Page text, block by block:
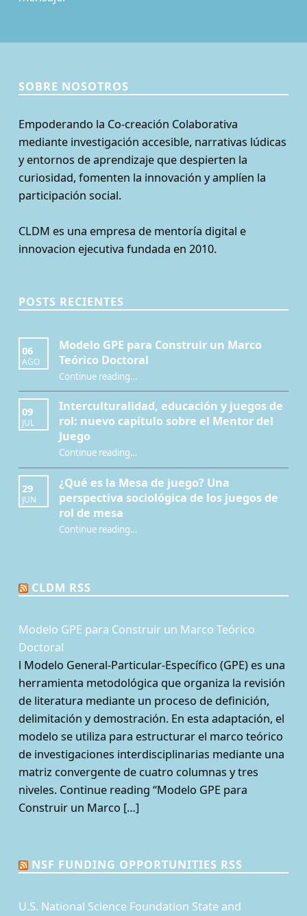
SOBRE NOSOTROS
Empoderando la Co-creación Colaborativa
mediante investigación accesible, narrativas lúdicas
y entornos de aprendizaje que despierten la
curiosidad, fomenten la innovación y amplíen la
participación social.
CLDM es una empresa de mentoría digital e
innovacion ejecutiva fundada en 2010.
POSTS RECIENTES
06
AGO
Modelo GPE para Construir un Marco
Teórico Doctoral
Continue reading“Modelo GPE para Construir un Marco Teórico Doctoral”
…
09
JUL
Interculturalidad, educación y juegos de
rol: nuevo capítulo sobre el Mentor del
Juego
Continue reading“Interculturalidad, educación y juegos de rol: nuevo capítulo sobre el Mentor del Juego”
…
29
JUN
¿Qué es la Mesa de juego? Una
perspectiva sociológica de los juegos de
rol de mesa
Continue reading“¿Qué es la Mesa de juego? Una perspectiva sociológica de los juegos de rol de mesa”
…
CLDM RSS
Modelo GPE para Construir un Marco Teórico
Doctoral
l Modelo General-Particular-Específico (GPE) es una
herramienta metodológica que organiza la revisión
de literatura mediante un proceso de definición,
delimitación y demostración. En esta adaptación, el
modelo se utiliza para estructurar el marco teórico
de investigaciones interdisciplinarias mediante una
matriz convergente de cuatro columnas y tres
niveles. Continue reading “Modelo GPE para
Construir un Marco […]
NSF FUNDING OPPORTUNITIES RSS
U.S. National Science Foundation State and